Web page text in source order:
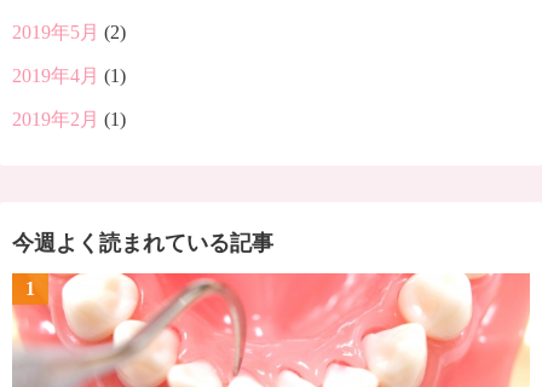
2019年5月 (2)
2019年4月 (1)
2019年2月 (1)
今週よく読まれている記事
1